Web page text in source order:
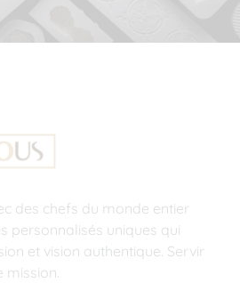
des chefs du monde entier
personnalisés uniques qui
et vision authentique. Servir
mission.